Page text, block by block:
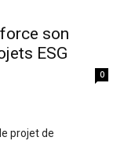
son
ESG
0
projet de